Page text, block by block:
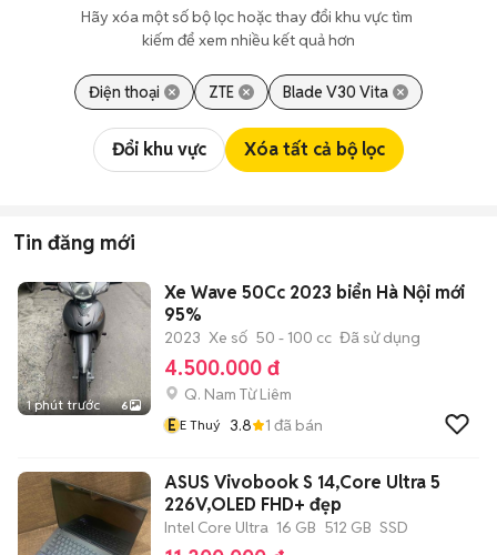
Hãy xóa một số bộ lọc hoặc thay đổi khu vực tìm
kiếm để xem nhiều kết quả hơn
Điện thoại ZTE Blade V30 Vita
Đổi khu vực Xóa tất cả bộ lọc
Tin đăng mới
1 phút trước 6
Xe Wave 50Cc 2023 biển Hà Nội mới
95%
2023 Xe số 50 - 100 cc Đã sử dụng
4.500.000 đ
Q. Nam Từ Liêm
E E Thuý 3.8 1 đã bán
ASUS Vivobook S 14,Core Ultra 5
226V,OLED FHD+ đẹp
Intel Core Ultra 16 GB 512 GB SSD